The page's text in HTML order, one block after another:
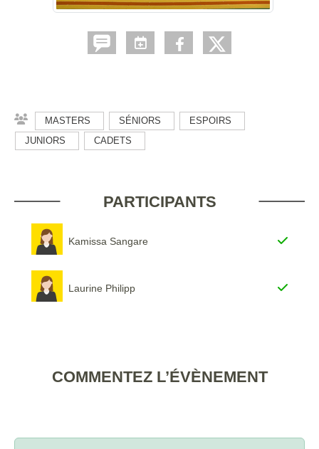
MASTERS SÉNIORS
ESPOIRS
JUNIORS
CADETS
PARTICIPANTS
Kamissa Sangare
Laurine Philipp
COMMENTEZ L’ÉVÈNEMENT